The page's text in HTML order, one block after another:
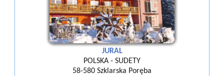
JURAL
POLSKA - SUDETY
58-580 Szklarska Poręba